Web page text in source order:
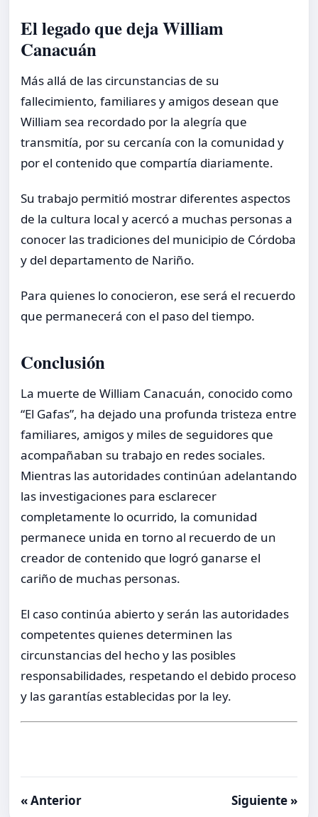
El legado que deja William
Canacuán
Más allá de las circunstancias de su
fallecimiento, familiares y amigos desean que
William sea recordado por la alegría que
transmitía, por su cercanía con la comunidad y
por el contenido que compartía diariamente.
Su trabajo permitió mostrar diferentes aspectos
de la cultura local y acercó a muchas personas a
conocer las tradiciones del municipio de Córdoba
y del departamento de Nariño.
Para quienes lo conocieron, ese será el recuerdo
que permanecerá con el paso del tiempo.
Conclusión
La muerte de William Canacuán, conocido como
“El Gafas”, ha dejado una profunda tristeza entre
familiares, amigos y miles de seguidores que
acompañaban su trabajo en redes sociales.
Mientras las autoridades continúan adelantando
las investigaciones para esclarecer
completamente lo ocurrido, la comunidad
permanece unida en torno al recuerdo de un
creador de contenido que logró ganarse el
cariño de muchas personas.
El caso continúa abierto y serán las autoridades
competentes quienes determinen las
circunstancias del hecho y las posibles
responsabilidades, respetando el debido proceso
y las garantías establecidas por la ley.
« Anterior Siguiente »